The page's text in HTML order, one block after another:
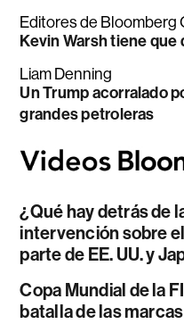
Editores de Bloomberg
Kevin Warsh tiene
Liam Denning
Un Trump acorralado
grandes petroleras
¿Qué hay detrás de
intervención sobre
parte de EE. UU. y
Copa Mundial de la
batalla de las marcas